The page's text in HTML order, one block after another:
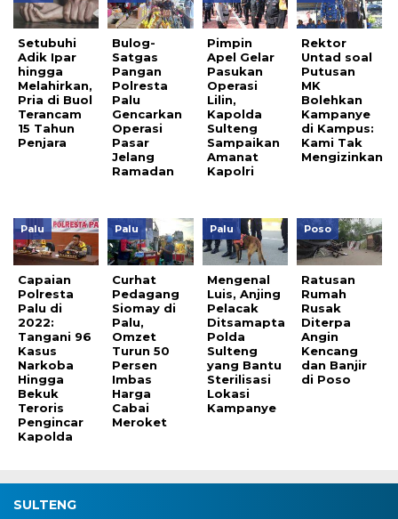
Setubuhi
Adik Ipar
hingga
Melahirkan,
Pria di Buol
Terancam
15 Tahun
Penjara
Bulog-
Satgas
Pangan
Polresta
Palu
Gencarkan
Operasi
Pasar
Jelang
Ramadan
Pimpin
Apel Gelar
Pasukan
Operasi
Lilin,
Kapolda
Sulteng
Sampaikan
Amanat
Kapolri
Rektor
Untad soal
Putusan
MK
Bolehkan
Kampanye
di Kampus:
Kami Tak
Mengizinkan
Palu
Capaian
Polresta
Palu di
2022:
Tangani 96
Kasus
Narkoba
Hingga
Bekuk
Teroris
Pengincar
Kapolda
Palu
Curhat
Pedagang
Siomay di
Palu,
Omzet
Turun 50
Persen
Imbas
Harga
Cabai
Meroket
Palu
Mengenal
Luis, Anjing
Pelacak
Ditsamapta
Polda
Sulteng
yang Bantu
Sterilisasi
Lokasi
Kampanye
Poso
Ratusan
Rumah
Rusak
Diterpa
Angin
Kencang
dan Banjir
di Poso
SULTENG